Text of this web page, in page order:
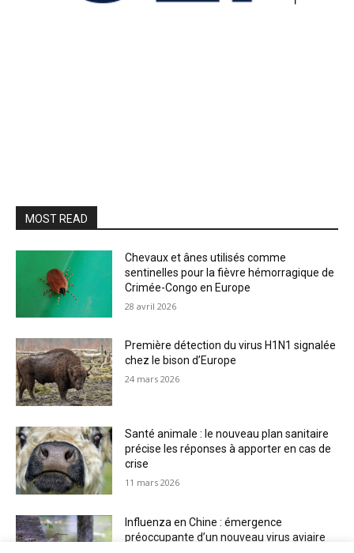
MOST READ
Chevaux et ânes utilisés comme
sentinelles pour la fièvre hémorragique de
Crimée-Congo en Europe
28 avril 2026
Première détection du virus H1N1 signalée
chez le bison d’Europe
24 mars 2026
Santé animale : le nouveau plan sanitaire
précise les réponses à apporter en cas de
crise
11 mars 2026
Influenza en Chine : émergence
préoccupante d’un nouveau virus aviaire